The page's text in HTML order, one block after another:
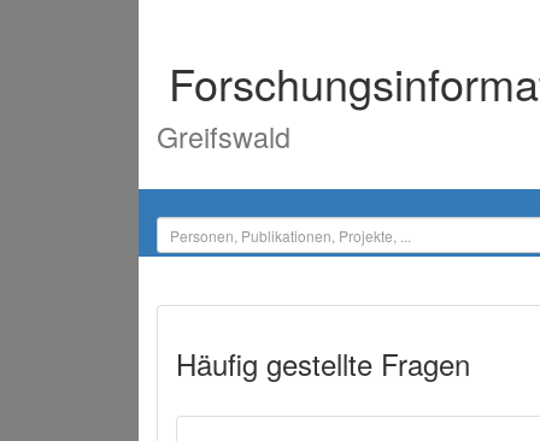
Greifswald
Häufig gestellte Fragen